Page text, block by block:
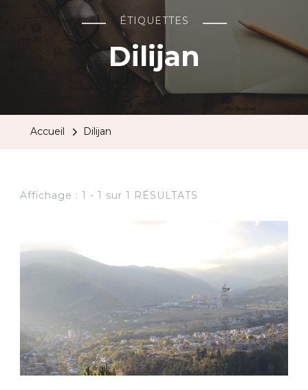
ÉTIQUETTES
Dilijan
Accueil Dilijan
Affichage : 1 - 1 sur 1 RÉSULTATS